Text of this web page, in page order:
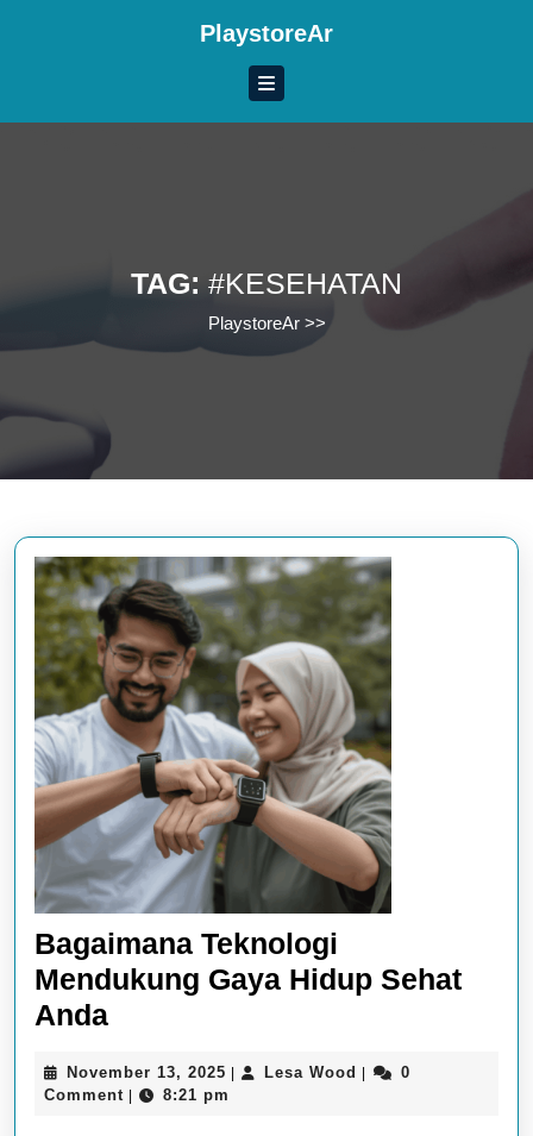
PlaystoreAr
TAG: #KESEHATAN
PlaystoreAr>>
Bagaimana Teknologi
Mendukung Gaya Hidup Sehat
AndaBagaimana
Mendukung
November 13, 2025 November
13,
Lesa Wood Lesa 0
Comment
8:21 pm